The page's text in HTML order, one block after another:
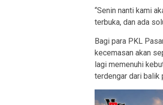
“Senin nanti kami
terbuka, dan ada
Bagi para PKL
kecemasan akan
lagi memenuhi
terdengar dari balik